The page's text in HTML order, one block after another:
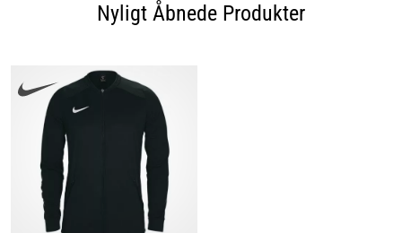
Nyligt Åbnede Produkter